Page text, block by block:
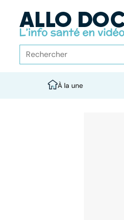
À la une